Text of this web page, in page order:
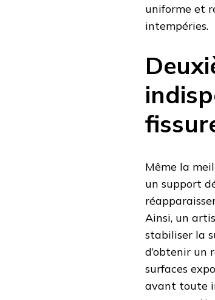
uniforme et
intempéries.
Même la
un support
Ainsi, un
stabiliser la
d’obtenir un
surfaces
avant toute